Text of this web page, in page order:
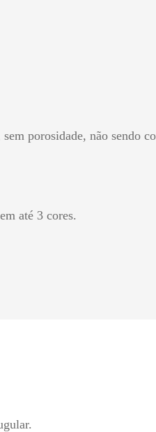
porosidade, não sendo
até 3 cores.